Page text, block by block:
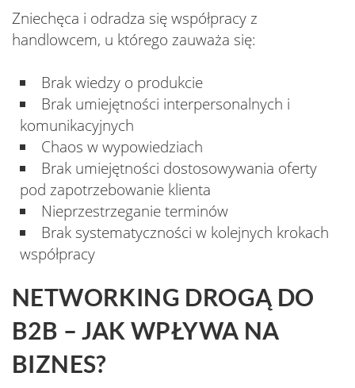
Zniechęca i odradza się współpracy z
handlowcem, u którego zauważa się:
Brak wiedzy o produkcie
Brak umiejętności interpersonalnych i
komunikacyjnych
Chaos w wypowiedziach
Brak umiejętności dostosowywania oferty
pod zapotrzebowanie klienta
Nieprzestrzeganie terminów
Brak systematyczności w kolejnych krokach
współpracy
NETWORKING DROGĄ DO
B2B – JAK WPŁYWA NA
BIZNES?